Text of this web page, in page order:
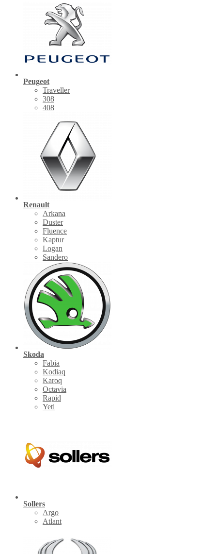
Peugeot
Traveller
308
408
Renault
Arkana
Duster
Fluence
Kaptur
Logan
Sandero
Skoda
Fabia
Kodiaq
Karoq
Octavia
Rapid
Yeti
Sollers
Argo
Atlant